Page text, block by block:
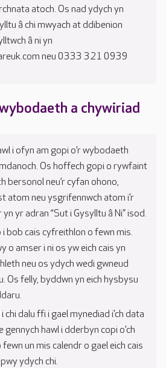
atoch. Os nad ydych yn
â chi mwyach at ddibenion
â ni yn
neu 0333 321 0939
a chywiriad
i ofyn am gopi o’r wybodaeth
Os hoffech gopi o rywfaint
bersonol neu’r cyfan ohono,
atom neu ysgrifennwch atom i’r
yr adran “Sut i Gysylltu â Ni” isod.
bob cais cyfreithlon o fewn mis.
o amser i ni os yw eich cais yn
neu os ydych wedi gwneud
Os felly, byddwn yn eich hysbysu
chi dalu ffi i gael mynediad i’ch data
gennych hawl i dderbyn copi o’ch
un mis calendr o gael eich cais
ydych chi.